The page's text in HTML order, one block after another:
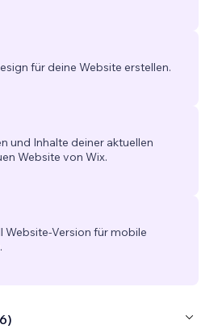
für deine Website erstellen.
und Inhalte deiner aktuellen
Website von Wix.
Website-Version für mobile